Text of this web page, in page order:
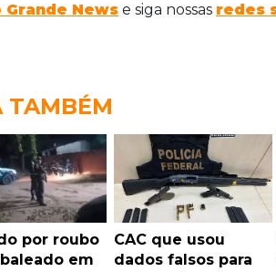
Grande News e siga nossas redes
TAMBÉM
por roubo
em
CAC que usou
dados falsos para